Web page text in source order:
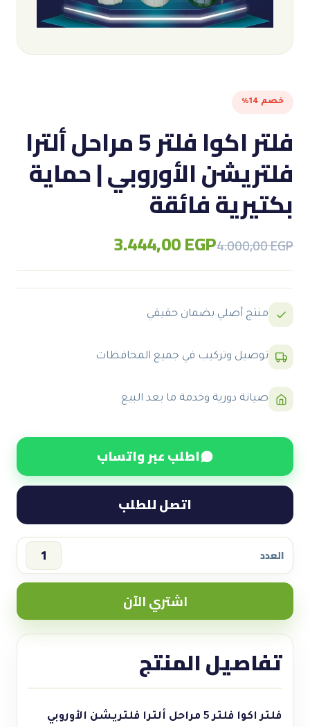
خصم 14%
فلتر اكوا فلتر 5 مراحل ألترا
فلتريشن الأوروبي | حماية
بكتيرية فائقة
4.000,00EGP
Original
was:
4.000,00 EGP.
3.444,00EGP
Current
is:
3.444,00 EGP.
منتج أصلي بضمان حقيقي
توصيل وتركيب في جميع المحافظات
صيانة دورية وخدمة ما بعد البيع
اطلب عبر واتساب
اتصل للطلب
العدد
فلتر
اكوا
5
مراحل
|
اشتري الآن
تفاصيل المنتج
فلتر اكوا فلتر 5 مراحل ألترا فلتريشن الأوروبي